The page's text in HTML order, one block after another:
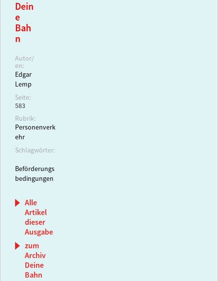
Dein
e
Bah
n
Autor/
en:
Edgar
Lemp
Seite:
583
Rubrik:
Personenverk
ehr
Schlagwörter:
Beförderungs
bedingungen
Alle
Artikel
dieser
Ausgabe
zum
Archiv
Deine
Bahn